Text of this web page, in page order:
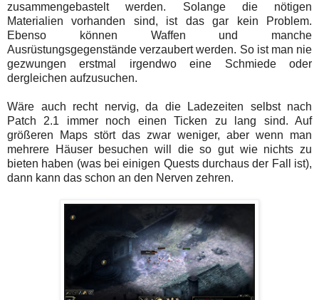
zusammengebastelt werden. Solange die nötigen
Materialien vorhanden sind, ist das gar kein Problem.
Ebenso können Waffen und manche
Ausrüstungsgegenstände verzaubert werden. So ist man nie
gezwungen erstmal irgendwo eine Schmiede oder
dergleichen aufzusuchen.
Wäre auch recht nervig, da die Ladezeiten selbst nach
Patch 2.1 immer noch einen Ticken zu lang sind. Auf
größeren Maps stört das zwar weniger, aber wenn man
mehrere Häuser besuchen will die so gut wie nichts zu
bieten haben (was bei einigen Quests durchaus der Fall ist),
dann kann das schon an den Nerven zehren.